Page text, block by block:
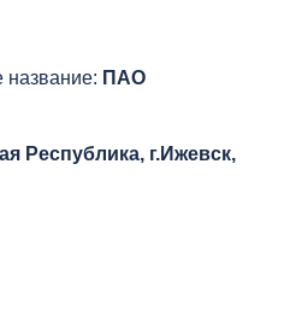
ПАО
Республика, г.Ижевск,